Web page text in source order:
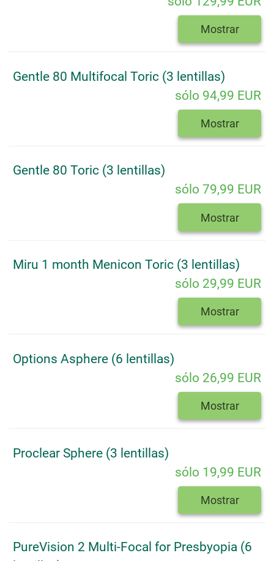
Mostrar
Gentle 80 Multifocal Toric (3 lentillas)
sólo 94,99 EUR
Mostrar
Gentle 80 Toric (3 lentillas)
sólo 79,99 EUR
Mostrar
Miru 1 month Menicon Toric (3 lentillas)
sólo 29,99 EUR
Mostrar
Options Asphere (6 lentillas)
sólo 26,99 EUR
Mostrar
Proclear Sphere (3 lentillas)
sólo 19,99 EUR
Mostrar
PureVision 2 Multi-Focal for Presbyopia (6